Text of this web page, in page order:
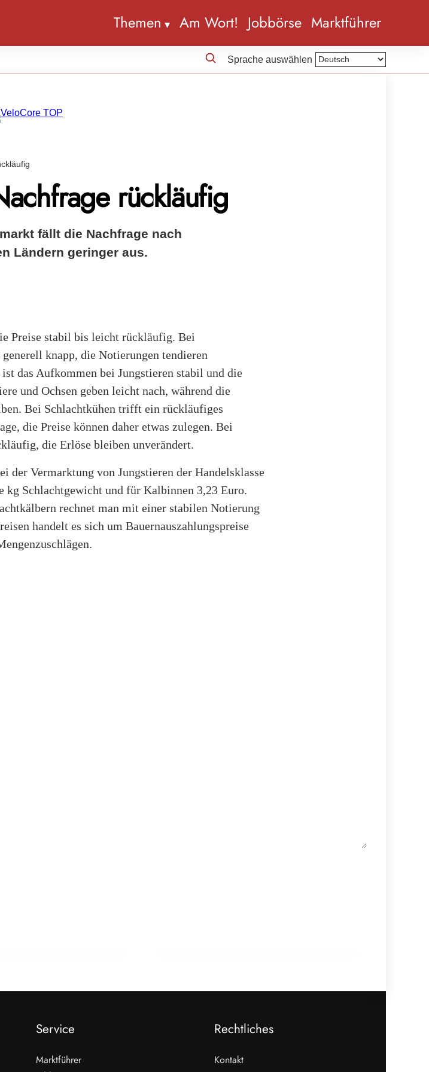
Themen Am Wort! Jobbörse Marktführer
Sprache auswählen
rückläufig
fällt die Nachfrage nach
Ländern geringer aus.
Preise stabil bis leicht rückläufig. Bei
knapp, die Notierungen tendieren
das Aufkommen bei Jungstieren stabil und die
und Ochsen geben leicht nach, während die
Bei Schlachtkühen trifft ein rückläufiges
die Preise können daher etwas zulegen. Bei
die Erlöse bleiben unverändert.
der Vermarktung von Jungstieren der Handelsklasse
kg Schlachtgewicht und für Kalbinnen 3,23 Euro.
rechnet man mit einer stabilen Notierung
handelt es sich um Bauernauszahlungspreise
Service
Marktführer
Rechtliches
Kontakt